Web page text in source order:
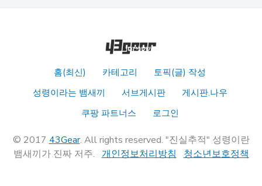
홈(최신) 카테고리
토픽(글) 작성
성령이라는 뱀새끼
서브게시판
게시판.나우
쿠팡 파트너스
로그인
© 2017 43Gear. All rights reserved. "진실추적" 성령이란
뱀새끼가 진짜 저주. 개인정보처리방침 청소년보호정책